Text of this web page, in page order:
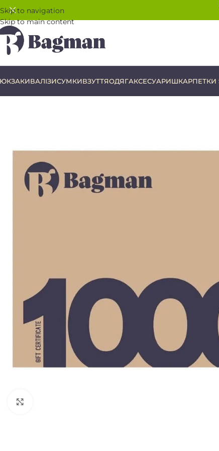
Skip to navigation
Skip to main content
ВАЛІЗИСУМКИВЗУТТЯОДЯГАКСЕСУАРИШКАРПЕТКИ